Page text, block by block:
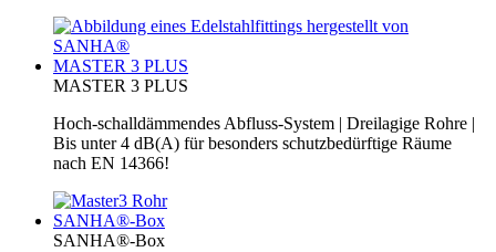
MASTER 3 PLUS
MASTER 3 PLUS
Hoch-schalldämmendes Abfluss-System | Dreilagige Rohre |
Bis unter 4 dB(A) für besonders schutzbedürftige Räume
nach EN 14366!
SANHA®-Box
SANHA®-Box